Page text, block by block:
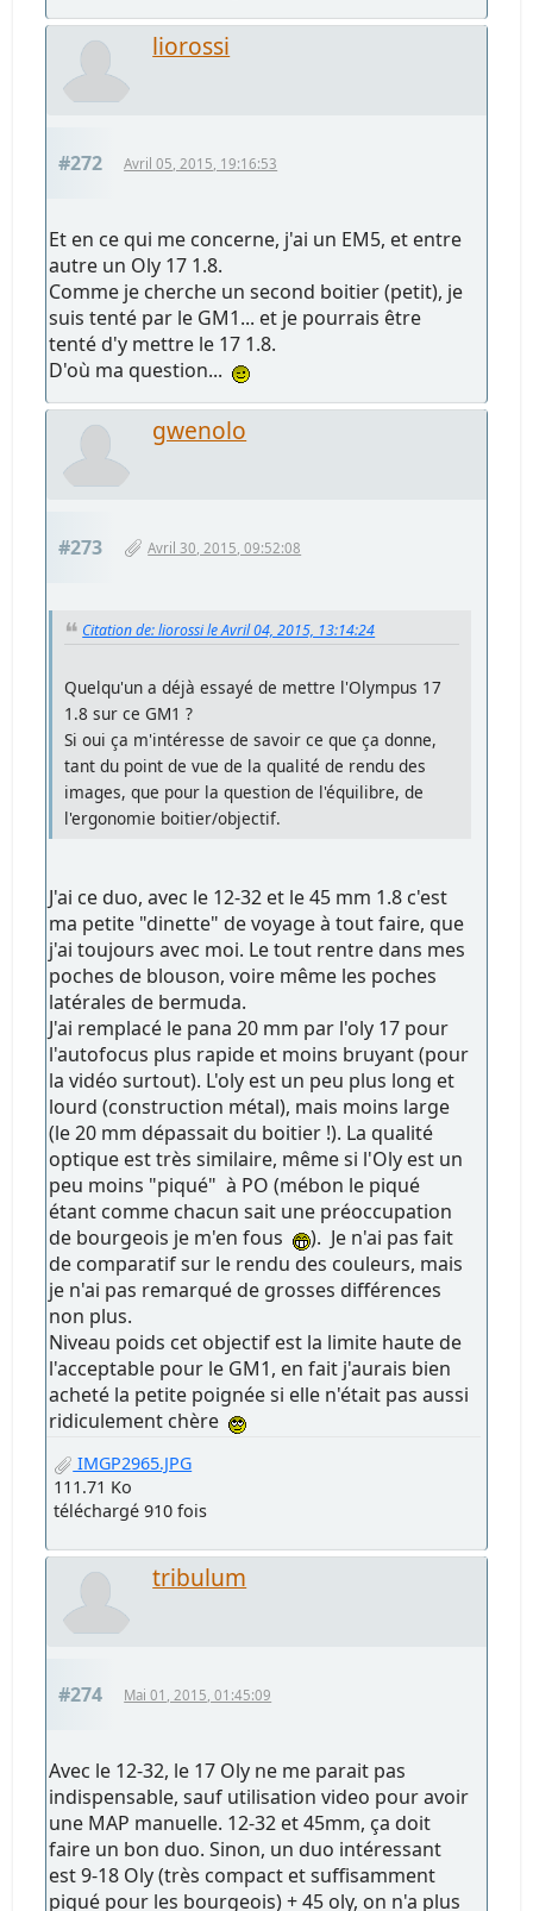
liorossi
#272 Avril 05, 2015, 19:16:53
Et en ce qui me concerne, j'ai un EM5, et entre
autre un Oly 17 1.8.
Comme je cherche un second boitier (petit), je
suis tenté par le GM1... et je pourrais être
tenté d'y mettre le 17 1.8.
D'où ma question...
gwenolo
#273 Avril 30, 2015, 09:52:08
Citation de: liorossi le Avril 04, 2015, 13:14:24
Quelqu'un a déjà essayé de mettre l'Olympus 17
1.8 sur ce GM1 ?
Si oui ça m'intéresse de savoir ce que ça donne,
tant du point de vue de la qualité de rendu des
images, que pour la question de l'équilibre, de
l'ergonomie boitier/objectif.
J'ai ce duo, avec le 12-32 et le 45 mm 1.8 c'est
ma petite "dinette" de voyage à tout faire, que
j'ai toujours avec moi. Le tout rentre dans mes
poches de blouson, voire même les poches
latérales de bermuda.
J'ai remplacé le pana 20 mm par l'oly 17 pour
l'autofocus plus rapide et moins bruyant (pour
la vidéo surtout). L'oly est un peu plus long et
lourd (construction métal), mais moins large
(le 20 mm dépassait du boitier !). La qualité
optique est très similaire, même si l'Oly est un
peu moins "piqué" à PO (mébon le piqué
étant comme chacun sait une préoccupation
de bourgeois je m'en fous
). Je n'ai pas fait
de comparatif sur le rendu des couleurs, mais
je n'ai pas remarqué de grosses différences
non plus.
Niveau poids cet objectif est la limite haute de
l'acceptable pour le GM1, en fait j'aurais bien
acheté la petite poignée si elle n'était pas aussi
ridiculement chère
IMGP2965.JPG
111.71 Ko
téléchargé 910 fois
tribulum
#274 Mai 01, 2015, 01:45:09
Avec le 12-32, le 17 Oly ne me parait pas
indispensable, sauf utilisation video pour avoir
une MAP manuelle. 12-32 et 45mm, ça doit
faire un bon duo. Sinon, un duo intéressant
est 9-18 Oly (très compact et suffisamment
piqué pour les bourgeois) + 45 oly, on n'a plus